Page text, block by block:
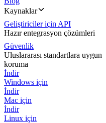
Kaynaklar
Geliştiriciler için API
Hazır entegrasyon çözümleri
Güvenlik
Uluslararası standartlara uygun
koruma
İndir
Windows için
İndir
Mac için
İndir
Linux için